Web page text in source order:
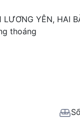
LƯƠNG YÊN, HAI
thoáng